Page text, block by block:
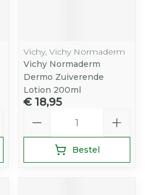
Vichy, Vichy Normaderm
Vichy Normaderm
Dermo Zuiverende
Lotion 200ml
€ 18,95
Bestel